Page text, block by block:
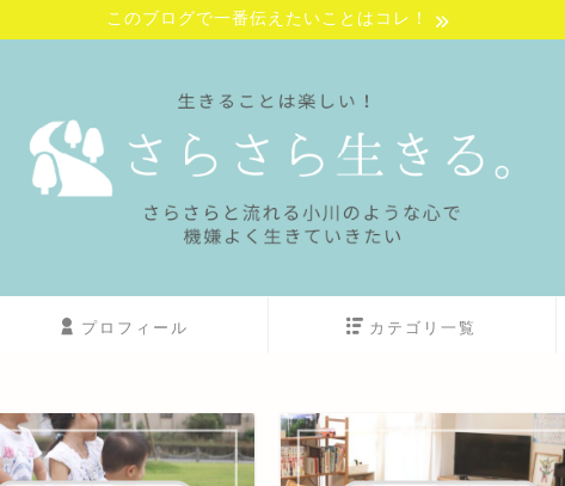
このブログで一番伝えたいことはコレ！
プロフィール カテゴリ一覧